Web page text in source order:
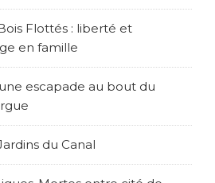
Flottés : liberté et
en famille
escapade au bout du
du Canal